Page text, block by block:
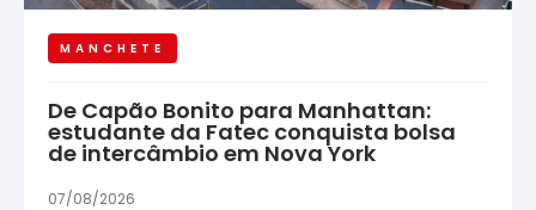
MANCHETE
De Capão Bonito para Manhattan:
estudante da Fatec conquista bolsa
de intercâmbio em Nova York
07/08/2026